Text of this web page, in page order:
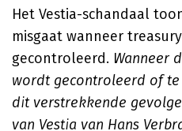
Het Vestia-schandaal
misgaat wanneer
gecontroleerd. Wanneer
wordt gecontroleerd of
dit verstrekkende
van Vestia van Hans